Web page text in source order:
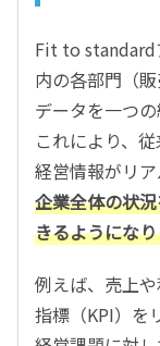
Fit to standard
内の各部門（
データを一つ
これにより、
経営情報がリア
企業全体の状
きるようにな
例えば、売上
指標（KPI）を